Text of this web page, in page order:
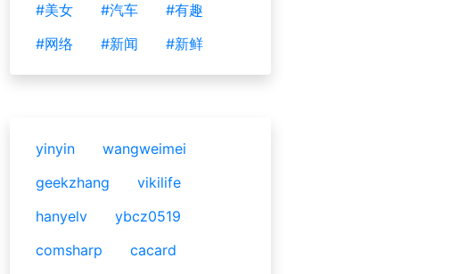
#美女
#汽车
#有趣
#网络
#新闻 #新鲜
yinyin
wangweimei
geekzhang
vikilife
hanyelv
ybcz0519
comsharp
cacard